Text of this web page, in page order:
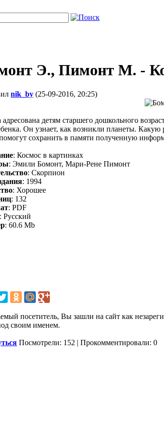
Э., Пимонт М. -
nik_by (25-09-2016, 20:25)
детям старшего дошкольного
Он узнает, как возникли планеты.
сохранить в памяти полученную
: Космос в картинках
: Эмили Бомонт, Мари-Рене Пимонт
: Скорпион
: 1994
: Хорошее
: 132
: PDF
: Русский
: 60.6 Mb
посетитель, Вы зашли на сайт как
своим именем.
Посмотрели: 152 | Прокомментировали: 0